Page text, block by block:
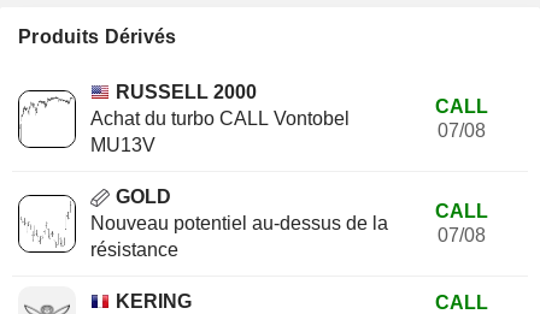
Produits Dérivés
RUSSELL 2000
Achat du turbo CALL Vontobel
MU13V
CALL
07/08
GOLD
Nouveau potentiel au-dessus de la
résistance
CALL
07/08
KERING
CALL